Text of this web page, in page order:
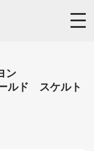
ン
ルド スケルト